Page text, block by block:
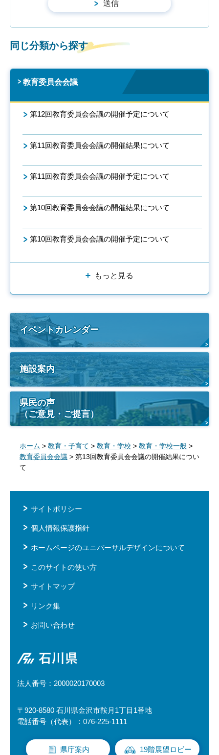
同じ分類から探す
教育委員会会議
第12回教育委員会会議の開催予定について
第11回教育委員会会議の開催結果について
第11回教育委員会会議の開催予定について
第10回教育委員会会議の開催結果について
第10回教育委員会会議の開催予定について
もっと見る
イベントカレンダー
施設案内
県民の声
（ご意見・ご提言）
ホーム > 教育・子育て > 教育・学校 > 教育・学校一般 >
教育委員会会議 > 第13回教育委員会会議の開催結果につい
て
サイトポリシー
個人情報保護指針
ホームページのユニバーサルデザインについて
このサイトの使い方
サイトマップ
リンク集
お問い合わせ
石川県
法人番号：2000020170003
〒920-8580 石川県金沢市鞍月1丁目1番地
電話番号（代表）：076-225-1111
県庁案内 19階展望ロビー